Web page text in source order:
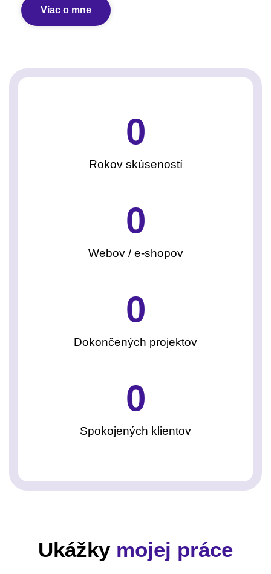
Viac o mne
Rokov skúseností
0
Webov / e-shopov
0
Dokončených projektov
0
Spokojených klientov
0
Ukážkymojej práce